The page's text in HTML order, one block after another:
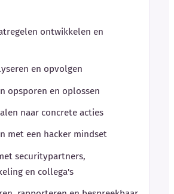
ontwikkelen en
en opvolgen
opsporen en oplossen
naar concrete acties
met een hacker mindset
securitypartners,
en collega's